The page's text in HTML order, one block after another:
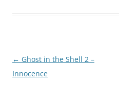
Beitragsnavigation
← Ghost in the Shell 2 –
Innocence